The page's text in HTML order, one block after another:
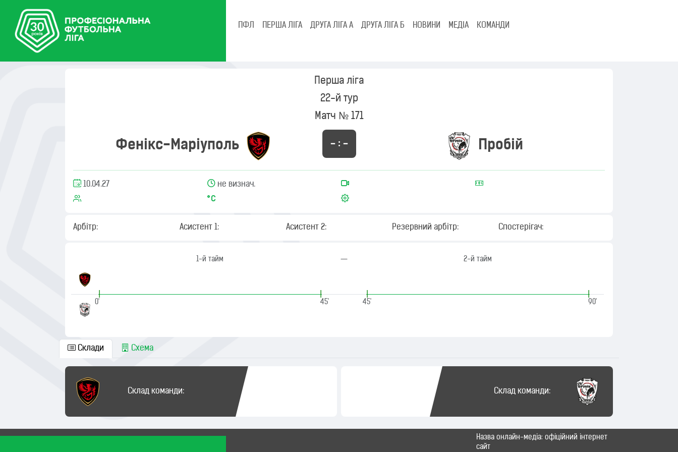
ПФЛ ПЕРША ЛІГА ДРУГА ЛІГА А ДРУГА ЛІГА Б НОВИНИ МЕДІА КОМАНДИ
Перша ліга
22-й тур
Матч № 171
Фенікс-Маріуполь – : – Пробій
10.04.27 не визнач.
Арбітр: Асистент 1: Асистент 2: Резервний арбітр: Спостерігач:
1-й тайм
|
0'
|
45'
— 2-й тайм
|
45'
|
90'
Склади Схема
Склад команди: Склад команди:
Назва онлайн-медіа: офіційний інтернет
сайт